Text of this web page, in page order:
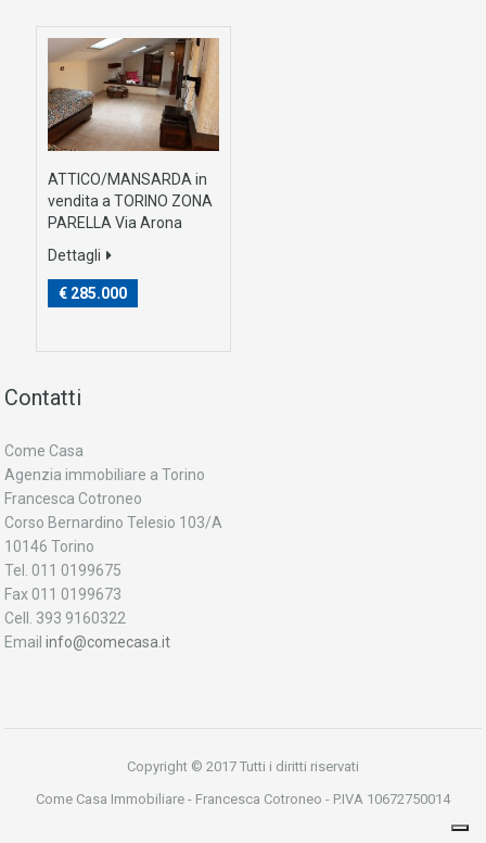
ATTICO/MANSARDA in
vendita a TORINO ZONA
PARELLA Via Arona
Dettagli
€ 285.000
Contatti
Come Casa
Agenzia immobiliare a Torino
Francesca Cotroneo
Corso Bernardino Telesio 103/A
10146 Torino
Tel. 011 0199675
Fax 011 0199673
Cell. 393 9160322
Email info@comecasa.it
Copyright © 2017 Tutti i diritti riservati
Come Casa Immobiliare - Francesca Cotroneo - P.IVA 10672750014